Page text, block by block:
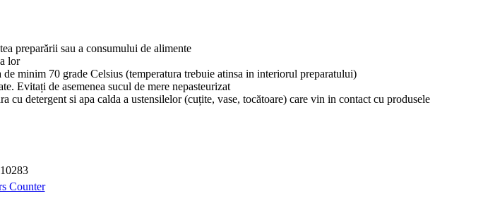
preparării sau a consumului de alimente
lor
minim 70 grade Celsius (temperatura trebuie atinsa in interiorul preparatului)
Evitați de asemenea sucul de mere nepasteurizat
detergent si apa calda a ustensilelor (cuțite, vase, tocătoare) care vin in contact cu produsele
10283
Counter